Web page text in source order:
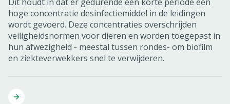
hoge concentratie desinfectiemiddel in de leidingen
wordt gevoerd. Deze concentraties overschrijden
veiligheidsnormen voor dieren en worden toegepast in
hun afwezigheid - meestal tussen rondes- om biofilm
en ziekteverwekkers snel te verwijderen.